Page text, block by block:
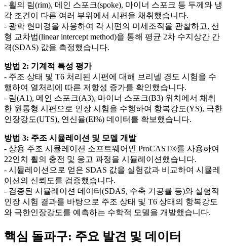
- 휠의 림(rim), 메인 스포크(spoke), 마이너 스포크 등 두께와 냉
각 조건이 다른 여러 부위에서 시편을 채취했습니다.
- 광학 현미경을 사용하여 각 시편의 미세조직을 관찰하고, 선
형 교차법(linear intercept method)을 통해 평균 2차 수지상간 간
격(SDAS) 값을 측정했습니다.
방법 2: 기계적 특성 평가
- 주조 상태 및 T6 처리된 시편에 대해 브리넬 경도 시험을 수
행하여 열처리에 따른 저항성 증가를 확인했습니다.
- 림(A1), 메인 스포크(A3), 마이너 스포크(B3) 위치에서 채취
한 원통형 시편으로 인장 시험을 수행하여 항복강도(YS), 극한
인장강도(UTS), 연신율(El%) 데이터를 확보했습니다.
방법 3: 주조 시뮬레이션 및 모델 개발
- 상용 주조 시뮬레이션 소프트웨어인 ProCAST®를 사용하여
22인치 휠의 충전 및 응고 과정을 시뮬레이션했습니다.
- 시뮬레이션으로 얻은 SDAS 값을 실험값과 비교하여 시뮬레
이션의 신뢰도를 검증했습니다.
- 검증된 시뮬레이션 데이터(SDAS, 수축 기공률 등)와 실험적
인장 시험 결과를 바탕으로 주조 상태 및 T6 상태의 항복강도
와 극한인장강도를 예측하는 수학적 모델을 개발했습니다.
핵심 돌파구: 주요 발견 및 데이터